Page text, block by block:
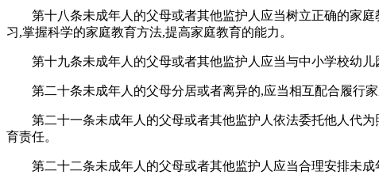
第十八条未成年人的父母或者其他监护人应当树立正确的家
习,掌握科学的家庭教育方法,提高家庭教育的能力。
第十九条未成年人的父母或者其他监护人应当与中小学校幼
第二十条未成年人的父母分居或者离异的,应当相互配合履行
第二十一条未成年人的父母或者其他监护人依法委托他人代
育责任。
第二十二条未成年人的父母或者其他监护人应当合理安排未